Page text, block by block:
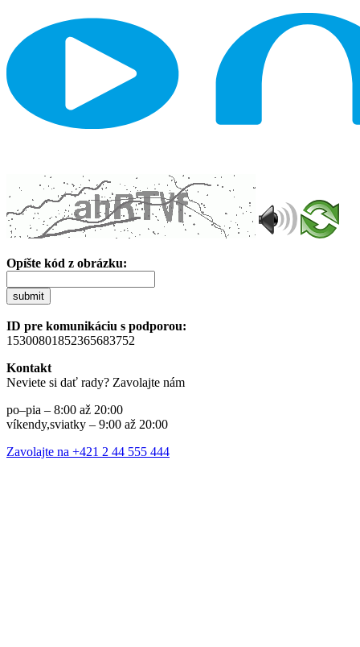
Opíšte kód z obrázku:
submit
ID pre komunikáciu s podporou:
15300801852365683752
Kontakt
Neviete si dať rady? Zavolajte nám
po–pia – 8:00 až 20:00
víkendy,sviatky – 9:00 až 20:00
Zavolajte na +421 2 44 555 444